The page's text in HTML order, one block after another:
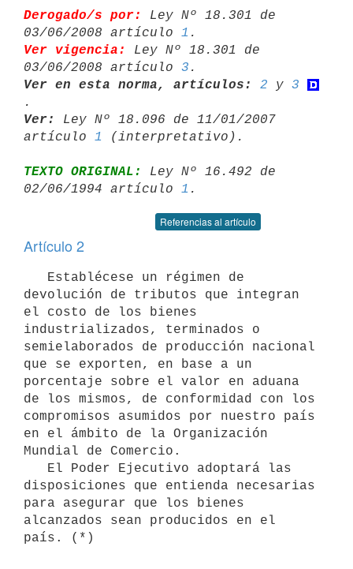
Derogado/s por:
Ley Nº 18.301 de
03/06/2008 artículo 1
Ver vigencia:
Ley Nº 18.301 de
03/06/2008 artículo 3
Ver en esta norma, artículos:
2 y 3
Ver:
Ley Nº 18.096 de 11/01/2007
artículo 1
TEXTO ORIGINAL:
Ley Nº 16.492 de
02/06/1994 artículo 1
Referencias al artículo
Artículo 2
devolución de tributos que integran
el costo de los bienes
industrializados, terminados o
semielaborados de producción nacional
que se exporten, en base a un
porcentaje sobre el valor en aduana
de los mismos, de conformidad con los
compromisos asumidos por nuestro país
en el ámbito de la Organización
Mundial de Comercio.
disposiciones que entienda necesarias
para asegurar que los bienes
alcanzados sean producidos en el